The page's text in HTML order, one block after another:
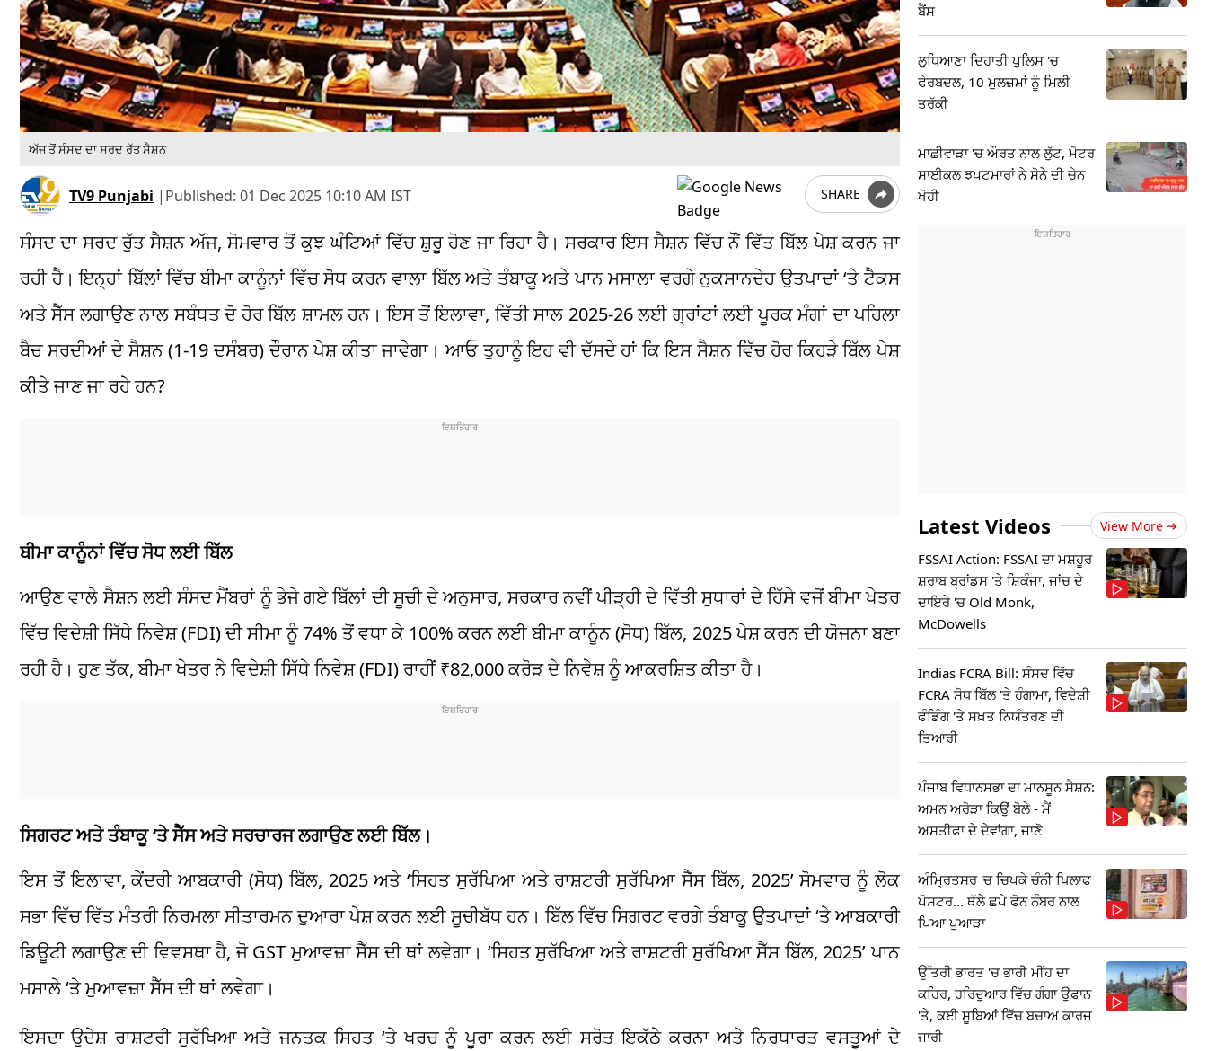
ਅੱਜ ਤੋਂ ਸੰਸਦ ਦਾ ਸਰਦ ਰੁੱਤ ਸੈਸ਼ਨ
TV9 Punjabi | Published: 01 Dec 2025 10:10 AM IST SHARE
ਸੰਸਦ ਦਾ ਸਰਦ ਰੁੱਤ ਸੈਸ਼ਨ ਅੱਜ, ਸੋਮਵਾਰ ਤੋਂ ਕੁਝ ਘੰਟਿਆਂ ਵਿੱਚ ਸ਼ੁਰੂ ਹੋਣ ਜਾ ਰਿਹਾ ਹੈ। ਸਰਕਾਰ ਇਸ ਸੈਸ਼ਨ ਵਿੱਚ ਨੌਂ ਵਿੱਤ ਬਿੱਲ ਪੇਸ਼ ਕਰਨ ਜਾ
ਰਹੀ ਹੈ। ਇਨ੍ਹਾਂ ਬਿੱਲਾਂ ਵਿੱਚ ਬੀਮਾ ਕਾਨੂੰਨਾਂ ਵਿੱਚ ਸੋਧ ਕਰਨ ਵਾਲਾ ਬਿੱਲ ਅਤੇ ਤੰਬਾਕੂ ਅਤੇ ਪਾਨ ਮਸਾਲਾ ਵਰਗੇ ਨੁਕਸਾਨਦੇਹ ਉਤਪਾਦਾਂ ‘ਤੇ ਟੈਕਸ
ਅਤੇ ਸੈੱਸ ਲਗਾਉਣ ਨਾਲ ਸਬੰਧਤ ਦੋ ਹੋਰ ਬਿੱਲ ਸ਼ਾਮਲ ਹਨ। ਇਸ ਤੋਂ ਇਲਾਵਾ, ਵਿੱਤੀ ਸਾਲ 2025-26 ਲਈ ਗ੍ਰਾਂਟਾਂ ਲਈ ਪੂਰਕ ਮੰਗਾਂ ਦਾ ਪਹਿਲਾ
ਬੈਚ ਸਰਦੀਆਂ ਦੇ ਸੈਸ਼ਨ (1-19 ਦਸੰਬਰ) ਦੌਰਾਨ ਪੇਸ਼ ਕੀਤਾ ਜਾਵੇਗਾ। ਆਓ ਤੁਹਾਨੂੰ ਇਹ ਵੀ ਦੱਸਦੇ ਹਾਂ ਕਿ ਇਸ ਸੈਸ਼ਨ ਵਿੱਚ ਹੋਰ ਕਿਹੜੇ ਬਿੱਲ ਪੇਸ਼
ਕੀਤੇ ਜਾਣ ਜਾ ਰਹੇ ਹਨ?
ਬੀਮਾ ਕਾਨੂੰਨਾਂ ਵਿੱਚ ਸੋਧ ਲਈ ਬਿੱਲ
ਆਉਣ ਵਾਲੇ ਸੈਸ਼ਨ ਲਈ ਸੰਸਦ ਮੈਂਬਰਾਂ ਨੂੰ ਭੇਜੇ ਗਏ ਬਿੱਲਾਂ ਦੀ ਸੂਚੀ ਦੇ ਅਨੁਸਾਰ, ਸਰਕਾਰ ਨਵੀਂ ਪੀੜ੍ਹੀ ਦੇ ਵਿੱਤੀ ਸੁਧਾਰਾਂ ਦੇ ਹਿੱਸੇ ਵਜੋਂ ਬੀਮਾ ਖੇਤਰ
ਵਿੱਚ ਵਿਦੇਸ਼ੀ ਸਿੱਧੇ ਨਿਵੇਸ਼ (FDI) ਦੀ ਸੀਮਾ ਨੂੰ 74% ਤੋਂ ਵਧਾ ਕੇ 100% ਕਰਨ ਲਈ ਬੀਮਾ ਕਾਨੂੰਨ (ਸੋਧ) ਬਿੱਲ, 2025 ਪੇਸ਼ ਕਰਨ ਦੀ ਯੋਜਨਾ ਬਣਾ
ਰਹੀ ਹੈ। ਹੁਣ ਤੱਕ, ਬੀਮਾ ਖੇਤਰ ਨੇ ਵਿਦੇਸ਼ੀ ਸਿੱਧੇ ਨਿਵੇਸ਼ (FDI) ਰਾਹੀਂ ₹82,000 ਕਰੋੜ ਦੇ ਨਿਵੇਸ਼ ਨੂੰ ਆਕਰਸ਼ਿਤ ਕੀਤਾ ਹੈ।
ਸਿਗਰਟ ਅਤੇ ਤੰਬਾਕੂ ‘ਤੇ ਸੈੱਸ ਅਤੇ ਸਰਚਾਰਜ ਲਗਾਉਣ ਲਈ ਬਿੱਲ।
ਇਸ ਤੋਂ ਇਲਾਵਾ, ਕੇਂਦਰੀ ਆਬਕਾਰੀ (ਸੋਧ) ਬਿੱਲ, 2025 ਅਤੇ ‘ਸਿਹਤ ਸੁਰੱਖਿਆ ਅਤੇ ਰਾਸ਼ਟਰੀ ਸੁਰੱਖਿਆ ਸੈੱਸ ਬਿੱਲ, 2025’ ਸੋਮਵਾਰ ਨੂੰ ਲੋਕ
ਸਭਾ ਵਿੱਚ ਵਿੱਤ ਮੰਤਰੀ ਨਿਰਮਲਾ ਸੀਤਾਰਮਨ ਦੁਆਰਾ ਪੇਸ਼ ਕਰਨ ਲਈ ਸੂਚੀਬੱਧ ਹਨ। ਬਿੱਲ ਵਿੱਚ ਸਿਗਰਟ ਵਰਗੇ ਤੰਬਾਕੂ ਉਤਪਾਦਾਂ ‘ਤੇ ਆਬਕਾਰੀ
ਡਿਊਟੀ ਲਗਾਉਣ ਦੀ ਵਿਵਸਥਾ ਹੈ, ਜੋ GST ਮੁਆਵਜ਼ਾ ਸੈੱਸ ਦੀ ਥਾਂ ਲਵੇਗਾ। ‘ਸਿਹਤ ਸੁਰੱਖਿਆ ਅਤੇ ਰਾਸ਼ਟਰੀ ਸੁਰੱਖਿਆ ਸੈੱਸ ਬਿੱਲ, 2025’ ਪਾਨ
ਮਸਾਲੇ ‘ਤੇ ਮੁਆਵਜ਼ਾ ਸੈੱਸ ਦੀ ਥਾਂ ਲਵੇਗਾ।
ਇਸਦਾ ਉਦੇਸ਼ ਰਾਸ਼ਟਰੀ ਸੁਰੱਖਿਆ ਅਤੇ ਜਨਤਕ ਸਿਹਤ ‘ਤੇ ਖਰਚ ਨੂੰ ਪੂਰਾ ਕਰਨ ਲਈ ਸਰੋਤ ਇਕੱਠੇ ਕਰਨਾ ਅਤੇ ਨਿਰਧਾਰਤ ਵਸਤੂਆਂ ਦੇ
ਬੈਂਸ
ਲੁਧਿਆਣਾ ਦਿਹਾਤੀ ਪੁਲਿਸ 'ਚ
ਫੇਰਬਦਲ, 10 ਮੁਲਜ਼ਮਾਂ ਨੂੰ ਮਿਲੀ
ਤਰੱਕੀ
ਮਾਛੀਵਾੜਾ 'ਚ ਔਰਤ ਨਾਲ ਲੁੱਟ, ਮੋਟਰ
ਸਾਈਕਲ ਝਪਟਮਾਰਾਂ ਨੇ ਸੋਨੇ ਦੀ ਚੇਨ
ਖੋਹੀ
Latest Videos View More
FSSAI Action: FSSAI ਦਾ ਮਸ਼ਹੂਰ
ਸ਼ਰਾਬ ਬ੍ਰਾਂਡਸ 'ਤੇ ਸ਼ਿਕੰਜਾ, ਜਾਂਚ ਦੇ
ਦਾਇਰੇ 'ਚ Old Monk,
McDowells
Indias FCRA Bill: ਸੰਸਦ ਵਿੱਚ
FCRA ਸੋਧ ਬਿੱਲ 'ਤੇ ਹੰਗਾਮਾ, ਵਿਦੇਸ਼ੀ
ਫੰਡਿੰਗ 'ਤੇ ਸਖ਼ਤ ਨਿਯੰਤਰਣ ਦੀ
ਤਿਆਰੀ
ਪੰਜਾਬ ਵਿਧਾਨਸਭਾ ਦਾ ਮਾਨਸੂਨ ਸੈਸ਼ਨ:
ਅਮਨ ਅਰੋੜਾ ਕਿਉਂ ਬੋਲੇ - ਮੈਂ
ਅਸਤੀਫਾ ਦੇ ਦੇਵਾਂਗਾ, ਜਾਣੋ
ਅੰਮ੍ਰਿਤਸਰ 'ਚ ਚਿਪਕੇ ਚੰਨੀ ਖਿਲਾਫ
ਪੋਸਟਰ... ਥੱਲੇ ਛਪੇ ਫੋਨ ਨੰਬਰ ਨਾਲ
ਪਿਆ ਪੁਆੜਾ
ਉੱਤਰੀ ਭਾਰਤ 'ਚ ਭਾਰੀ ਮੀਂਹ ਦਾ
ਕਹਿਰ, ਹਰਿਦੁਆਰ ਵਿੱਚ ਗੰਗਾ ਉਫਾਨ
'ਤੇ, ਕਈ ਸੂਬਿਆਂ ਵਿੱਚ ਬਚਾਅ ਕਾਰਜ
ਜਾਰੀ